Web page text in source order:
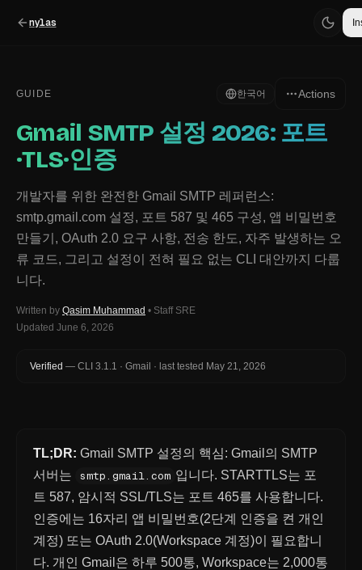
nylas
GUIDE 한국어 Actions
Gmail SMTP 설정 2026: 포트
·TLS·인증
개발자를 위한 완전한 Gmail SMTP 레퍼런스:
smtp.gmail.com 설정, 포트 587 및 465 구성, 앱 비밀번호
만들기, OAuth 2.0 요구 사항, 전송 한도, 자주 발생하는 오
류 코드, 그리고 설정이 전혀 필요 없는 CLI 대안까지 다룹
니다.
Written by Qasim Muhammad • Staff SRE
Updated June 6, 2026
Verified — CLI 3.1.1 · Gmail · last tested May 21, 2026
TL;DR: Gmail SMTP 설정의 핵심: Gmail의 SMTP
서버는
smtp.gmail.com 입니다. STARTTLS는 포
트 587, 암시적 SSL/TLS는 포트 465를 사용합니다.
인증에는 16자리 앱 비밀번호(2단계 인증을 켠 개인
계정) 또는 OAuth 2.0(Workspace 계정)이 필요합니
다. 개인 Gmail은 하루 500통, Workspace는 2,000통